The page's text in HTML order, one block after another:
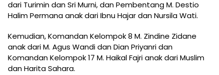
dari Turimin dan Sri Murni, dan Pembentang M. Destio
Halim Permana anak dari Ibnu Hajar dan Nursila Wati.
Kemudian, Komandan Kelompok 8 M. Zindine Zidane
anak dari M. Agus Wandi dan Dian Priyanri dan
Komandan Kelompok 17 M. Haikal Fajri anak dari Muslim
dan Harita Sahara.